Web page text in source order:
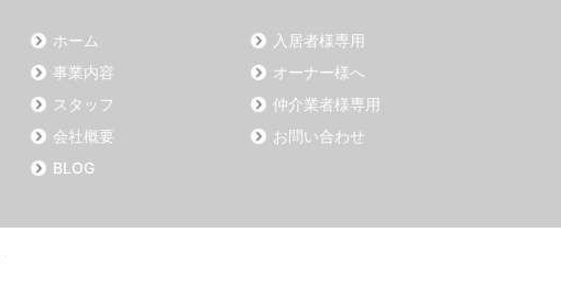
ホーム
事業内容
スタッフ
会社概要
BLOG
入居者様専用
オーナー様へ
仲介業者様専用
お問い合わせ